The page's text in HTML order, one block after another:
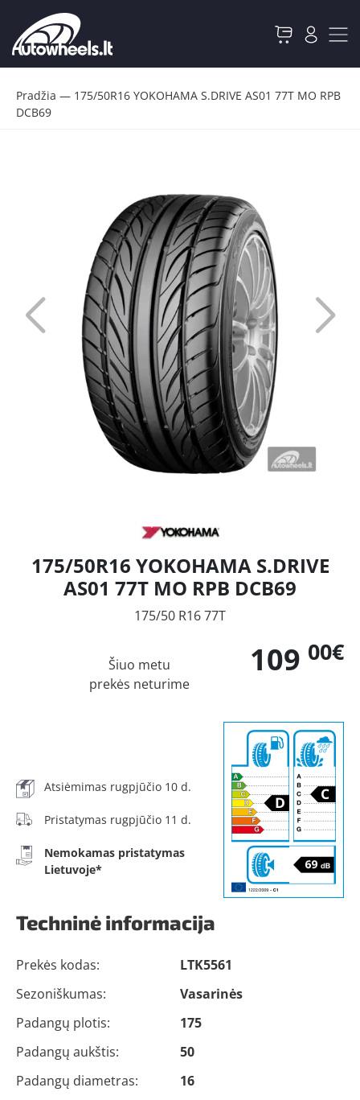
Pradžia — 175/50R16 YOKOHAMA S.DRIVE AS01 77T MO RPB
DCB69
175/50R16 YOKOHAMA S.DRIVE
AS01 77T MO RPB DCB69
175/50 R16 77T
109 00€
Šiuo metu
prekės neturime
Atsiėmimas rugpjūčio 10 d.
Pristatymas rugpjūčio 11 d.
Nemokamas pristatymas
Lietuvoje*
Techninė informacija
Prekės kodas:
LTK5561
Sezoniškumas:
Vasarinės
Padangų plotis:
175
Padangų aukštis:
50
Padangų diametras:
16